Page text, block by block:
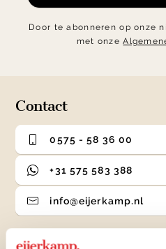
Door te abonneren op onze
met onze
Contact
0575 - 58 36 00
+31 575 583 388
info@eijerkamp.nl